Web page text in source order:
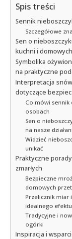
Spis treści
Sennik
Szczegółowe
Sen o
kuchni i
Symbolika
na praktyczne
Interpretacja
dotyczące
Co mówi sennik
osobach
Sen o
na nasze
Widzieć
unikać
Praktyczne
zmarłych
Bezpieczne
domowych
Przelicznik miar
idealnego
Tradycyjne i
ogórki
Inspiracja i